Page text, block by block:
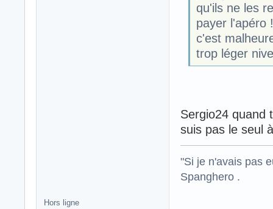
qu'ils ne les
payer l'apéro
c'est
trop léger
Sergio24 quand
suis pas le seul
"Si je n'avais pas
Spanghero .
Hors ligne